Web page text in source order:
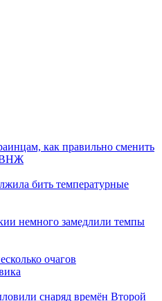
как правильно сменить
ВНЖ
бить температурные
немного замедлили темпы
очагов
снаряд времён Второй